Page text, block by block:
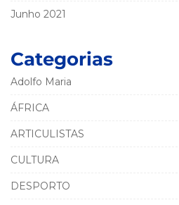
Junho 2021
Categorias
Adolfo Maria
ÁFRICA
ARTICULISTAS
CULTURA
DESPORTO